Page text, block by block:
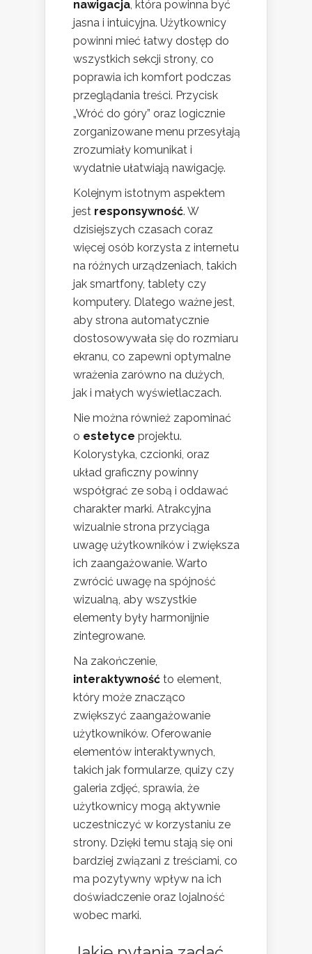
nawigacja , która powinna być
jasna i intuicyjna. Użytkownicy
powinni mieć łatwy dostęp do
wszystkich sekcji strony, co
poprawia ich komfort podczas
przeglądania treści. Przycisk
„Wróć do góry” oraz logicznie
zorganizowane menu przesyłają
zrozumiały komunikat i
wydatnie ułatwiają nawigację.
Kolejnym istotnym aspektem
jest responsywność. W
dzisiejszych czasach coraz
więcej osób korzysta z internetu
na różnych urządzeniach, takich
jak smartfony, tablety czy
komputery. Dlatego ważne jest,
aby strona automatycznie
dostosowywała się do rozmiaru
ekranu, co zapewni optymalne
wrażenia zarówno na dużych,
jak i małych wyświetlaczach.
Nie można również zapominać
o estetyce projektu.
Kolorystyka, czcionki, oraz
układ graficzny powinny
współgrać ze sobą i oddawać
charakter marki. Atrakcyjna
wizualnie strona przyciąga
uwagę użytkowników i zwiększa
ich zaangażowanie. Warto
zwrócić uwagę na spójność
wizualną, aby wszystkie
elementy były harmonijnie
zintegrowane.
Na zakończenie,
interaktywność to element,
który może znacząco
zwiększyć zaangażowanie
użytkowników. Oferowanie
elementów interaktywnych,
takich jak formularze, quizy czy
galeria zdjęć, sprawia, że
użytkownicy mogą aktywnie
uczestniczyć w korzystaniu ze
strony. Dzięki temu stają się oni
bardziej związani z treściami, co
ma pozytywny wpływ na ich
doświadczenie oraz lojalność
wobec marki.